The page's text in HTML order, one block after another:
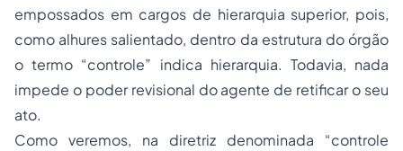
empossados em cargos de hierarquia superior, pois,
como alhures salientado, dentro da estrutura do órgão
o termo “controle” indica hierarquia. Todavia, nada
impede o poder revisional do agente de retificar o seu
ato.
Como veremos, na diretriz denominada “controle